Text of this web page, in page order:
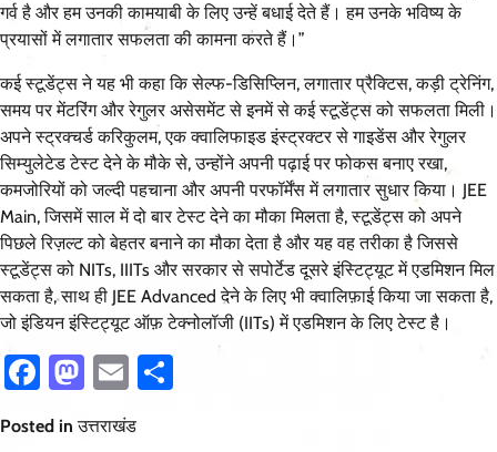
गर्व है और हम उनकी कामयाबी के लिए उन्हें बधाई देते हैं। हम उनके भविष्य के
प्रयासों में लगातार सफलता की कामना करते हैं।”
कई स्टूडेंट्स ने यह भी कहा कि सेल्फ-डिसिप्लिन, लगातार प्रैक्टिस, कड़ी ट्रेनिंग,
समय पर मेंटरिंग और रेगुलर असेसमेंट से इनमें से कई स्टूडेंट्स को सफलता मिली।
अपने स्ट्रक्चर्ड करिकुलम, एक क्वालिफाइड इंस्ट्रक्टर से गाइडेंस और रेगुलर
सिम्युलेटेड टेस्ट देने के मौके से, उन्होंने अपनी पढ़ाई पर फोकस बनाए रखा,
कमजोरियों को जल्दी पहचाना और अपनी परफॉर्मेंस में लगातार सुधार किया। JEE
Main, जिसमें साल में दो बार टेस्ट देने का मौका मिलता है, स्टूडेंट्स को अपने
पिछले रिज़ल्ट को बेहतर बनाने का मौका देता है और यह वह तरीका है जिससे
स्टूडेंट्स को NITs, IIITs और सरकार से सपोर्टेड दूसरे इंस्टिट्यूट में एडमिशन मिल
सकता है, साथ ही JEE Advanced देने के लिए भी क्वालिफ़ाई किया जा सकता है,
जो इंडियन इंस्टिट्यूट ऑफ़ टेक्नोलॉजी (IITs) में एडमिशन के लिए टेस्ट है।
Facebook
Mastodon
Email
Posted inउत्तराखंड